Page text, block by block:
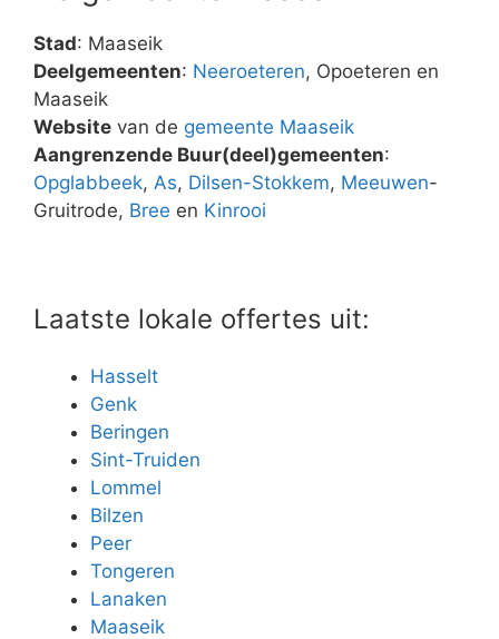
Stad: Maaseik
Deelgemeenten: Neeroeteren, Opoeteren en
Maaseik
Website van de gemeente Maaseik
Aangrenzende Buur(deel)gemeenten:
Opglabbeek, As, Dilsen-Stokkem, Meeuwen-
Gruitrode, Bree en Kinrooi
Laatste lokale offertes uit:
Hasselt
Genk
Beringen
Sint-Truiden
Lommel
Bilzen
Peer
Tongeren
Lanaken
Maaseik